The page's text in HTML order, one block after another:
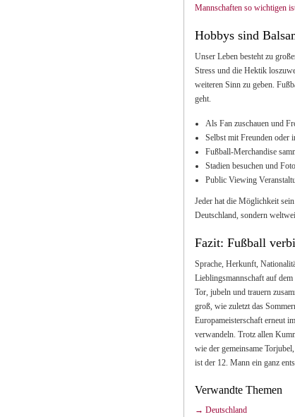
Mannschaften so wichtigen
Hobbys sind
Unser Leben besteht zu
Stress und die Hektik
weiteren Sinn zu geben.
geht.
Als Fan zuschauen und
Selbst mit Freunden oder
Fußball-Merchandise
Stadien besuchen und
Public Viewing
Jeder hat die Möglichkeit
Deutschland, sondern
Fazit: Fußball
Sprache, Herkunft,
Lieblingsmannschaft auf
Tor, jubeln und trauern
groß, wie zuletzt das
Europameisterschaft erneut
verwandeln. Trotz allen
wie der gemeinsame
ist der 12. Mann ein ganz
Verwandte Themen
Deutschland